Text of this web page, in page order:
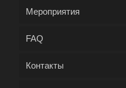
Мероприятия
FAQ
Контакты